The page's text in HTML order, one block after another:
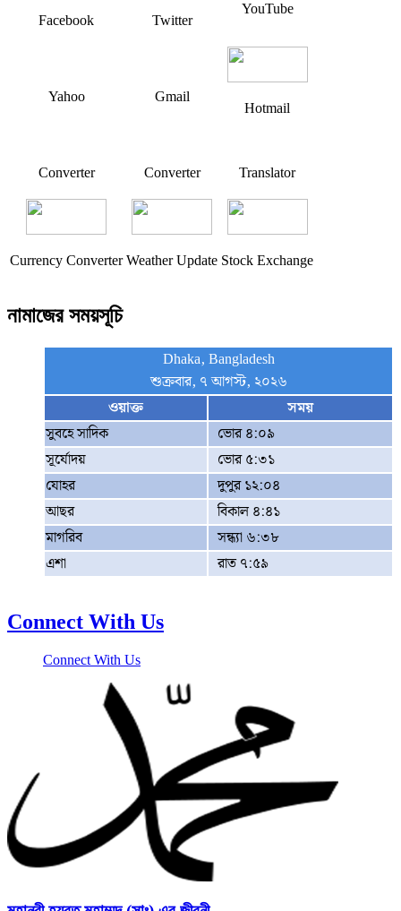
Facebook Twitter
YouTube
Yahoo Gmail
Hotmail
Converter Converter Translator
Currency Converter Weather Update Stock Exchange
নামাজের সময়সূচি
Dhaka, Bangladesh
শুক্রবার, ৭ আগস্ট, ২০২৬
ওয়াক্ত
সময়
সুবহে সাদিক
ভোর ৪:০৯
সূর্যোদয়
ভোর ৫:৩১
যোহর
দুপুর ১২:০৪
আছর
বিকাল ৪:৪১
মাগরিব
সন্ধ্যা ৬:৩৮
এশা
রাত ৭:৫৯
Connect With Us
Connect With Us